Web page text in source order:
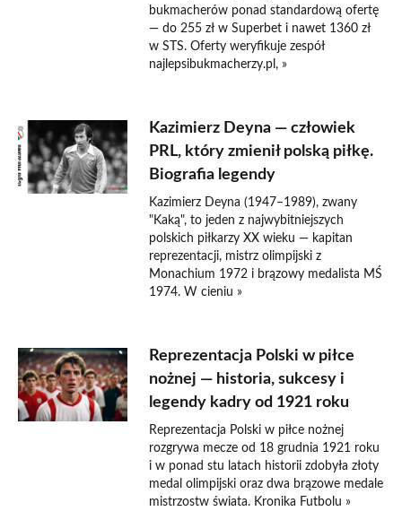
bukmacherów ponad standardową ofertę
— do 255 zł w Superbet i nawet 1360 zł
w STS. Oferty weryfikuje zespół
najlepsibukmacherzy.pl, »
Kazimierz Deyna — człowiek
PRL, który zmienił polską piłkę.
Biografia legendy
Kazimierz Deyna (1947–1989), zwany
"Kaką", to jeden z najwybitniejszych
polskich piłkarzy XX wieku — kapitan
reprezentacji, mistrz olimpijski z
Monachium 1972 i brązowy medalista MŚ
1974. W cieniu »
Reprezentacja Polski w piłce
nożnej — historia, sukcesy i
legendy kadry od 1921 roku
Reprezentacja Polski w piłce nożnej
rozgrywa mecze od 18 grudnia 1921 roku
i w ponad stu latach historii zdobyła złoty
medal olimpijski oraz dwa brązowe medale
mistrzostw świata. Kronika Futbolu »